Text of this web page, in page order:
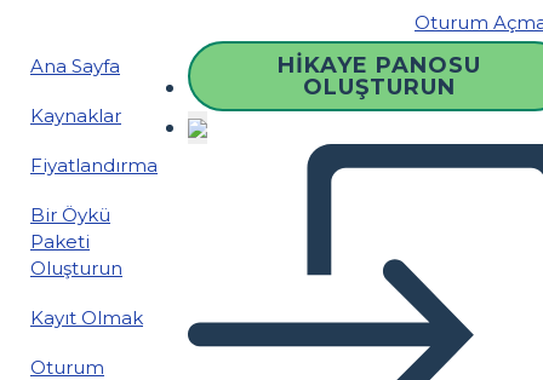
Oturum
Ana Sayfa
Kaynaklar
Fiyatlandırma
Bir Öykü
Paketi
Oluşturun
Kayıt Olmak
Oturum
HIKAYE PANOSU
OLUŞTURUN